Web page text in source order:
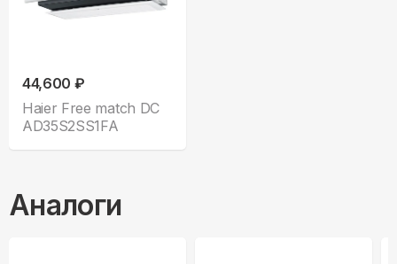
44,600 ₽
Haier Free match DC
AD35S2SS1FA
Аналоги